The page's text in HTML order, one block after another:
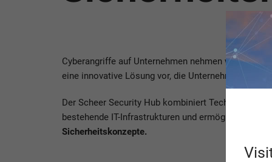
Cyberangriffe auf Unternehmen nehmen weltweit
eine innovative Lösung vor, die Unternehmen
Der Scheer Security Hub kombiniert Technologien
bestehende IT-Infrastrukturen und ermöglicht ein
Sicherheitskonzepte.